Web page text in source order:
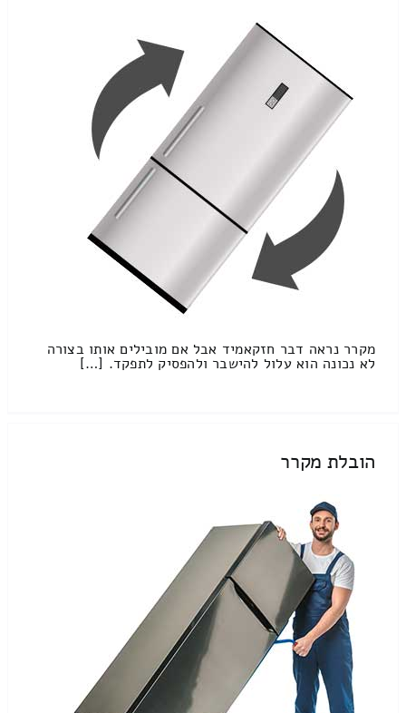
מקרר נראה דבר חזקאמיד אבל אם מובילים אותו בצורה
לא נכונה הוא עלול להישבר ולהפסיק לתפקד. […]
הובלת מקרר